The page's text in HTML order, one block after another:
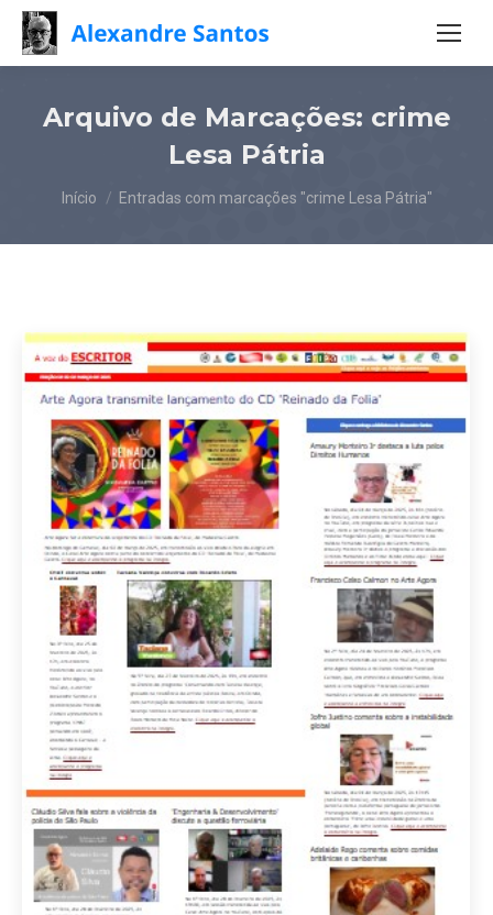
Arquivo de Marcações: crime
Lesa Pátria
Você está aqui:
Início Entradas com marcações "crime Lesa Pátria"